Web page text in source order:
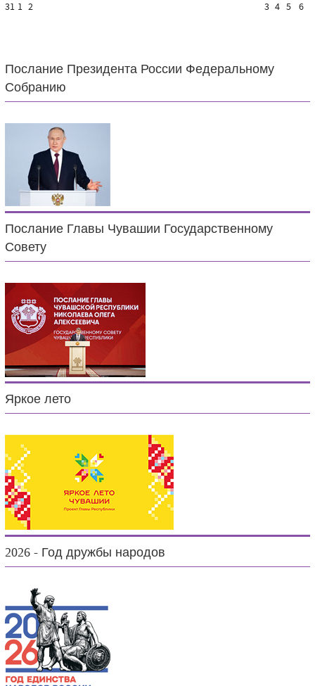
31 1 2 3 4 5 6
Послание Президента России Федеральному
Собранию
Послание Главы Чувашии Государственному
Совету
Яркое лето
2026 - Год дружбы народов